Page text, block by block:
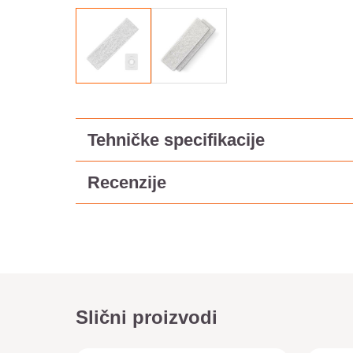
Tehničke specifikacije
Recenzije
Slični proizvodi